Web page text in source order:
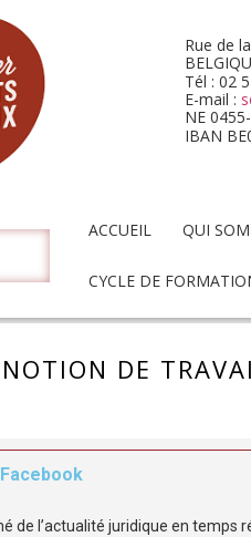
Rue de
Tél : 02
E-mail :
NE
IBAN
ACCUEIL QUI
CYCLE DE
DE
de l’actualité juridique en temps